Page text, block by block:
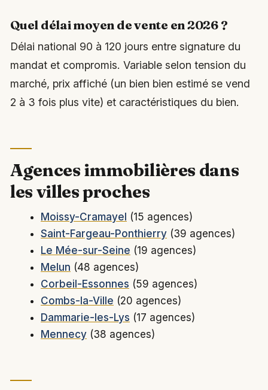
Quel délai moyen de vente en 2026 ?
Délai national 90 à 120 jours entre signature du
mandat et compromis. Variable selon tension du
marché, prix affiché (un bien bien estimé se vend
2 à 3 fois plus vite) et caractéristiques du bien.
Agences immobilières dans
les villes proches
Moissy-Cramayel (15 agences)
Saint-Fargeau-Ponthierry (39 agences)
Le Mée-sur-Seine (19 agences)
Melun (48 agences)
Corbeil-Essonnes (59 agences)
Combs-la-Ville (20 agences)
Dammarie-les-Lys (17 agences)
Mennecy (38 agences)